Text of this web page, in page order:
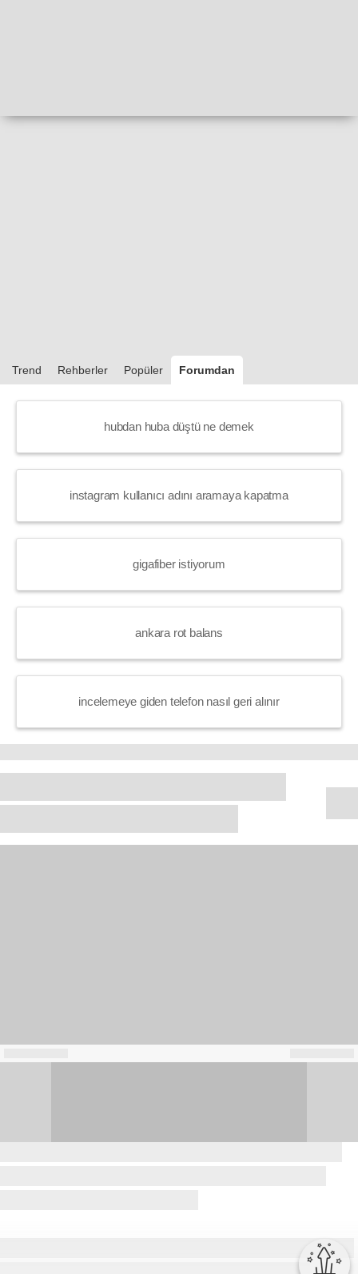
Trend Rehberler Popüler Forumdan
hubdan huba düştü ne demek
instagram kullanıcı adını aramaya kapatma
gigafiber istiyorum
ankara rot balans
incelemeye giden telefon nasıl geri alınır